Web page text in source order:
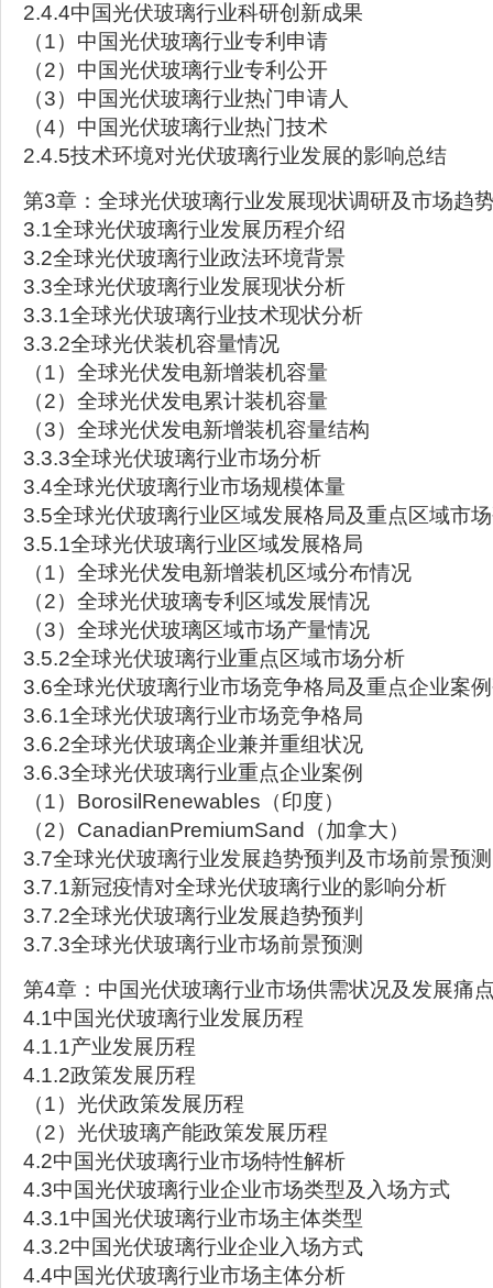
2.4.4中国光伏玻璃行业科研创新成果
（1）中国光伏玻璃行业专利申请
（2）中国光伏玻璃行业专利公开
（3）中国光伏玻璃行业热门申请人
（4）中国光伏玻璃行业热门技术
2.4.5技术环境对光伏玻璃行业发展的影响总结
第3章：全球光伏玻璃行业发展现状调研及市场趋
3.1全球光伏玻璃行业发展历程介绍
3.2全球光伏玻璃行业政法环境背景
3.3全球光伏玻璃行业发展现状分析
3.3.1全球光伏玻璃行业技术现状分析
3.3.2全球光伏装机容量情况
（1）全球光伏发电新增装机容量
（2）全球光伏发电累计装机容量
（3）全球光伏发电新增装机容量结构
3.3.3全球光伏玻璃行业市场分析
3.4全球光伏玻璃行业市场规模体量
3.5全球光伏玻璃行业区域发展格局及重点区域市
3.5.1全球光伏玻璃行业区域发展格局
（1）全球光伏发电新增装机区域分布情况
（2）全球光伏玻璃专利区域发展情况
（3）全球光伏玻璃区域市场产量情况
3.5.2全球光伏玻璃行业重点区域市场分析
3.6全球光伏玻璃行业市场竞争格局及重点企业案
3.6.1全球光伏玻璃行业市场竞争格局
3.6.2全球光伏玻璃企业兼并重组状况
3.6.3全球光伏玻璃行业重点企业案例
（1）BorosilRenewables（印度）
（2）CanadianPremiumSand（加拿大）
3.7全球光伏玻璃行业发展趋势预判及市场前景预测
3.7.1新冠疫情对全球光伏玻璃行业的影响分析
3.7.2全球光伏玻璃行业发展趋势预判
3.7.3全球光伏玻璃行业市场前景预测
第4章：中国光伏玻璃行业市场供需状况及发展痛
4.1中国光伏玻璃行业发展历程
4.1.1产业发展历程
4.1.2政策发展历程
（1）光伏政策发展历程
（2）光伏玻璃产能政策发展历程
4.2中国光伏玻璃行业市场特性解析
4.3中国光伏玻璃行业企业市场类型及入场方式
4.3.1中国光伏玻璃行业市场主体类型
4.3.2中国光伏玻璃行业企业入场方式
4.4中国光伏玻璃行业市场主体分析